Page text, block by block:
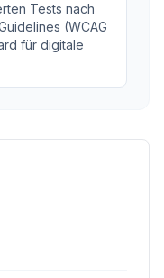
Tests nach
(WCAG
für digitale